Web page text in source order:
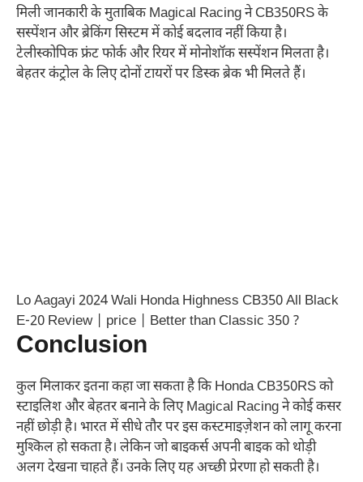
मिली जानकारी के मुताबिक Magical Racing ने CB350RS के
सस्पेंशन और ब्रेकिंग सिस्टम में कोई बदलाव नहीं किया है।
टेलीस्कोपिक फ्रंट फोर्क और रियर में मोनोशॉक सस्पेंशन मिलता है।
बेहतर कंट्रोल के लिए दोनों टायरों पर डिस्क ब्रेक भी मिलते हैं।
Lo Aagayi 2024 Wali Honda Highness CB350 All Black
E-20 Review | price | Better than Classic 350 ?
Conclusion
कुल मिलाकर इतना कहा जा सकता है कि Honda CB350RS को
स्टाइलिश और बेहतर बनाने के लिए Magical Racing ने कोई कसर
नहीं छोड़ी है। भारत में सीधे तौर पर इस कस्टमाइज़ेशन को लागू करना
मुश्किल हो सकता है। लेकिन जो बाइकर्स अपनी बाइक को थोड़ी
अलग देखना चाहते हैं। उनके लिए यह अच्छी प्रेरणा हो सकती है।